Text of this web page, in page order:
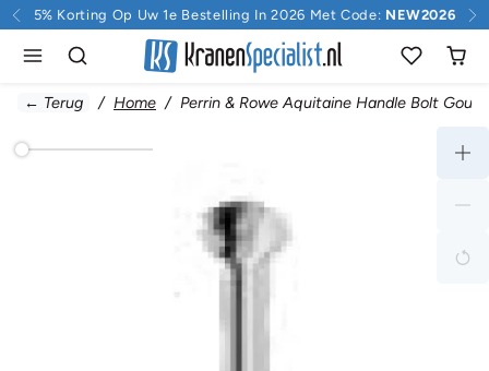
Doorgaan naar inhoud
5% Korting Op Uw 1e Bestelling In 2026 Met Code: NEW2026
← Terug Home Perrin & Rowe Aquitaine Handle Bolt